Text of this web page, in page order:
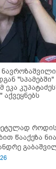
ეკა
წააქეზა
ავრცელებს